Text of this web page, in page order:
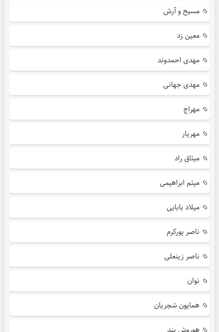
مسیح و آرش
معین زد
مهدی احمدوند
مهدی جهانی
مهراج
مهریار
میثاق راد
میثم ابراهیمی
میلاد بابایی
ناصر پورکرم
ناصر زینعلی
نوان
همایون شجریان